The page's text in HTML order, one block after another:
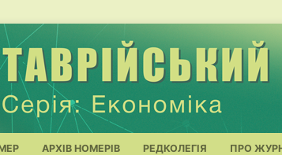
АРХІВ НОМЕРІВ РЕДКОЛЕГІЯ ПРО